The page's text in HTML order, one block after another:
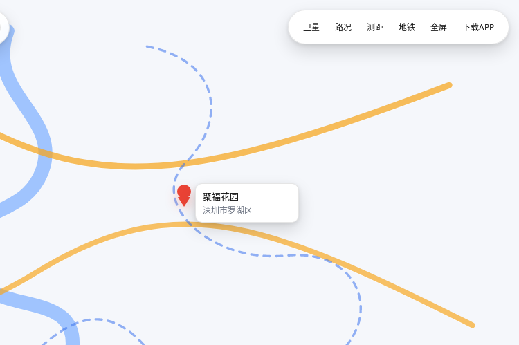
聚福花园
深圳市罗湖区
卫星 路况 测距 地铁 全屏 下载APP